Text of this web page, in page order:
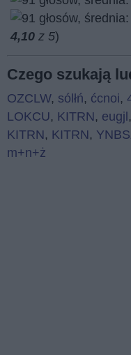
4,10 z 5)
Czego szukają
OZCLW, sólłń, ćcnoi,
LOKCU, KITRN, eugjl ,
KITRN, KITRN,
m+n+ż